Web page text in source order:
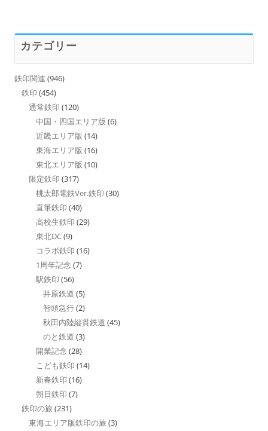
カテゴリー
鉄印関連 (946)
鉄印 (454)
通常鉄印 (120)
中国・四国エリア版 (6)
近畿エリア版 (14)
東海エリア版 (16)
東北エリア版 (10)
限定鉄印 (317)
桃太郎電鉄Ver.鉄印 (30)
直筆鉄印 (40)
高校生鉄印 (29)
東北DC(9)
コラボ鉄印 (16)
1周年記念 (7)
駅鉄印 (56)
井原鉄道 (5)
智頭急行(2)
秋田内陸縦貫鉄道 (45)
のと鉄道 (3)
開業記念 (28)
こども鉄印 (14)
新春鉄印 (16)
朔日鉄印 (7)
鉄印の旅 (231)
東海エリア版鉄印の旅 (3)